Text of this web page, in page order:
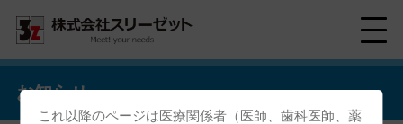
お知らせ
これ以降のページは医療関係者（医師、歯科医師、薬